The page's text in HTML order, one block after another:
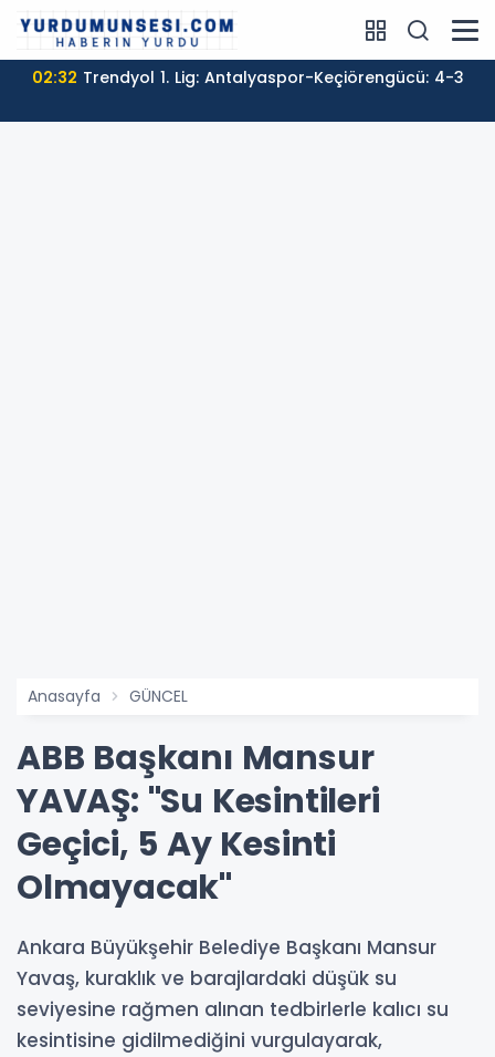
02:32 Trendyol 1. Lig: Antalyaspor-Keçiörengücü: 4-3
Anasayfa GÜNCEL
ABB Başkanı Mansur
YAVAŞ: "Su Kesintileri
Geçici, 5 Ay Kesinti
Olmayacak"
Ankara Büyükşehir Belediye Başkanı Mansur
Yavaş, kuraklık ve barajlardaki düşük su
seviyesine rağmen alınan tedbirlerle kalıcı su
kesintisine gidilmediğini vurgulayarak,